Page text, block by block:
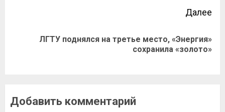
Далее
ЛГТУ поднялся на третье место, «Энергия»
сохранила «золото»
Добавить комментарий